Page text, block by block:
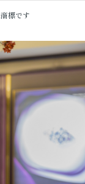
標です